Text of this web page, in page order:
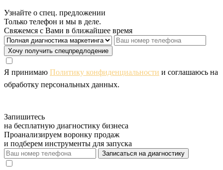
Узнайте о спец. предложении
Только телефон и мы в деле.
Свяжемся с Вами в ближайшее время
Хочу получить спецпредлодение
Я принимаю Политику конфиденциальности и соглашаюсь на
обработку персональных данных.
Запишитесь
на бесплатную диагностику бизнеса
Проанализируем воронку продаж
и подберем инструменты для запуска
Записаться на диагностику